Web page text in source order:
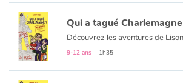
Qui a tagué
9-12 ans - 1h35